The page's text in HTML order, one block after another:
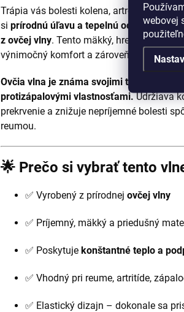
webovej
Trápia vás bolesti kolena, artróza alebo
si prírodnú úľavu a tepelnú ochranu
z ovčej vlny. Tento mäkký, hrejivý návlek
výnimočný komfort a zároveň podporuje
Ovčia vlna je známa svojimi
protizápalovými vlastnosťami. Udržiava
prekrvenie a znižuje nepríjemné bolesti
reumou.
🌟 Prečo si vybrať tento
✅ Vyrobený z prírodnej ovčej vlny
✅ Príjemný, mäkký a priedušný
✅ Poskytuje konštantné teplo a
✅ Vhodný pri reume, artritíde,
✅ Elastický dizajn – dokonale sa